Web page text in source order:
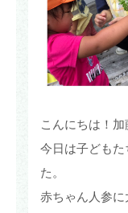
こんにちは！加
今日は子ども
た。
赤ちゃん人参に